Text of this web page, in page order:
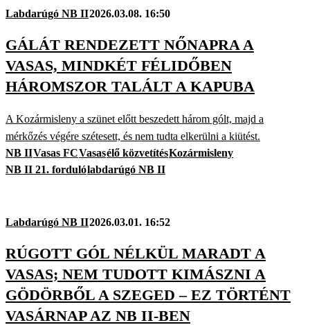
Labdarúgó NB II2026.03.08. 16:50
GÁLÁT RENDEZETT NŐNAPRA A
VASAS, MINDKÉT FÉLIDŐBEN
HÁROMSZOR TALÁLT A KAPUBA
A Kozármisleny a szünet előtt beszedett három gólt, majd a
mérkőzés végére szétesett, és nem tudta elkerülni a kiütést.
NB IIVasas FCVasasélő közvetítésKozármisleny
NB II 21. fordulólabdarúgó NB II
Labdarúgó NB II2026.03.01. 16:52
RÚGOTT GÓL NÉLKÜL MARADT A
VASAS; NEM TUDOTT KIMÁSZNI A
GÖDÖRBŐL A SZEGED – EZ TÖRTÉNT
VASÁRNAP AZ NB II-BEN